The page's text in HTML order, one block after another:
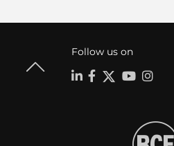
Follow us on